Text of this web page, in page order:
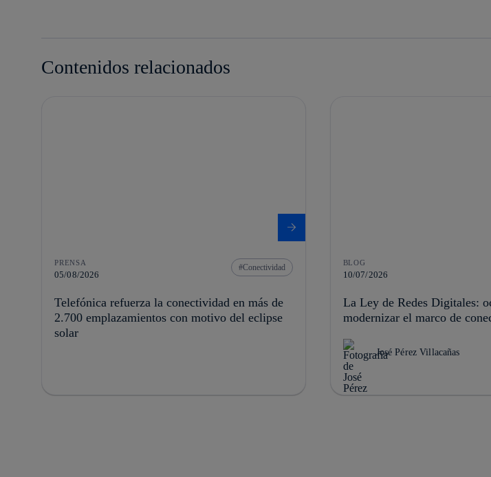
Contenidos relacionados
PRENSA
05/08/2026
Conectividad
Telefónica refuerza la conectividad en más de
2.700 emplazamientos con motivo del eclipse
solar
BLOG
10/07/2026
La Ley de Redes Digitales:
modernizar el marco de
José Pérez Villacañas